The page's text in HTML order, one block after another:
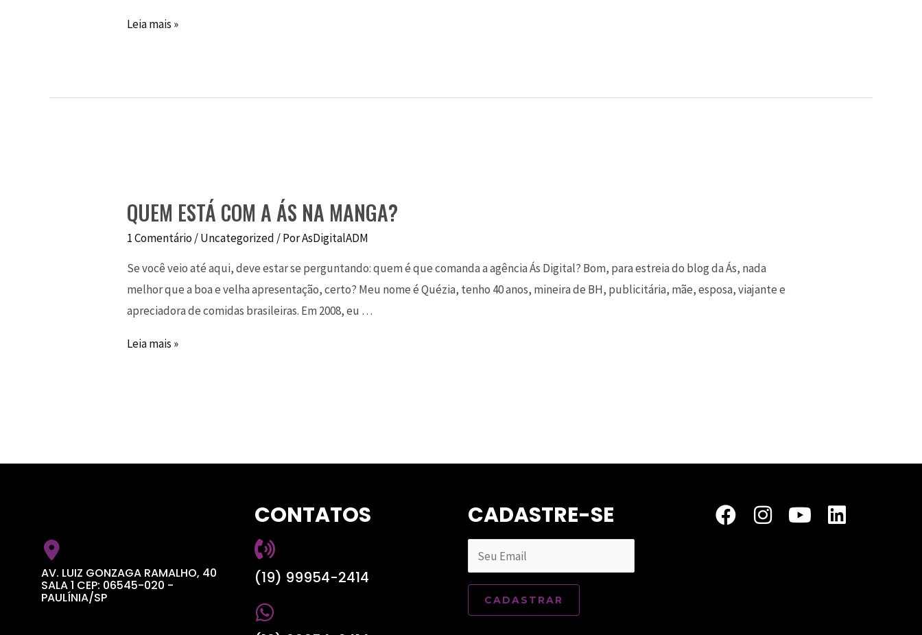
Leia mais »
QUEM ESTÁ COM A ÁS NA MANGA?
1 Comentário/Uncategorized / PorAsDigitalADM
Se você veio até aqui, deve estar se perguntando: quem é que comanda a agência Ás Digital? Bom, para estreia do blog da Ás, nada
melhor que a boa e velha apresentação, certo? Meu nome é Quézia, tenho 40 anos, mineira de BH, publicitária, mãe, esposa, viajante e
apreciadora de comidas brasileiras. Em 2008, eu …
Leia mais »
AV. LUIZ GONZAGA RAMALHO, 40
SALA 1 CEP: 06545-020 -
PAULÍNIA/SP
CONTATOS
(19) 99954-2414
CADASTRE-SE